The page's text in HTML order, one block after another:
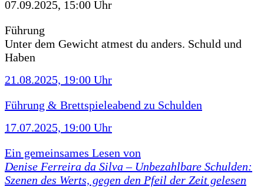
07.09.2025, 15:00 Uhr
Führung
Unter dem Gewicht atmest du anders. Schuld und
Haben
21.08.2025, 19:00 Uhr
Führung & Brettspieleabend zu Schulden
17.07.2025, 19:00 Uhr
Ein gemeinsames Lesen von
Denise Ferreira da Silva – Unbezahlbare Schulden:
Szenen des Werts, gegen den Pfeil der Zeit gelesen